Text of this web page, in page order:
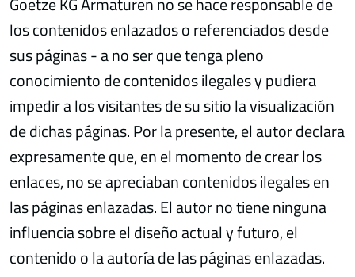
los contenidos enlazados o referenciados desde
sus páginas - a no ser que tenga pleno
conocimiento de contenidos ilegales y pudiera
impedir a los visitantes de su sitio la visualización
de dichas páginas. Por la presente, el autor declara
expresamente que, en el momento de crear los
enlaces, no se apreciaban contenidos ilegales en
las páginas enlazadas. El autor no tiene ninguna
influencia sobre el diseño actual y futuro, el
contenido o la autoría de las páginas enlazadas.